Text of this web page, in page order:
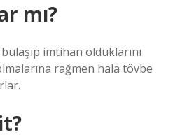
mı?
imtihan olduklarını
rağmen hala tövbe